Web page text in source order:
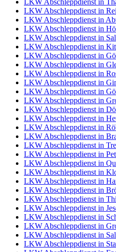
LKW Abschleppdienst in
LKW Abschleppdienst in
LKW Abschleppdienst in
LKW Abschleppdienst in
LKW Abschleppdienst in
LKW Abschleppdienst in
LKW Abschleppdienst in
LKW Abschleppdienst in
LKW Abschleppdienst in
LKW Abschleppdienst in
LKW Abschleppdienst in
LKW Abschleppdienst in
LKW Abschleppdienst in
LKW Abschleppdienst in
LKW Abschleppdienst in
LKW Abschleppdienst in
LKW Abschleppdienst in
LKW Abschleppdienst in
LKW Abschleppdienst in
LKW Abschleppdienst in
LKW Abschleppdienst in
LKW Abschleppdienst in
LKW Abschleppdienst in
LKW Abschleppdienst in
LKW Abschleppdienst in
LKW Abschleppdienst in
LKW Abschleppdienst in
LKW Abschleppdienst in